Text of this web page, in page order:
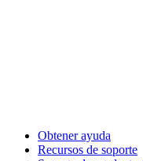
Obtener ayuda
Recursos de soporte